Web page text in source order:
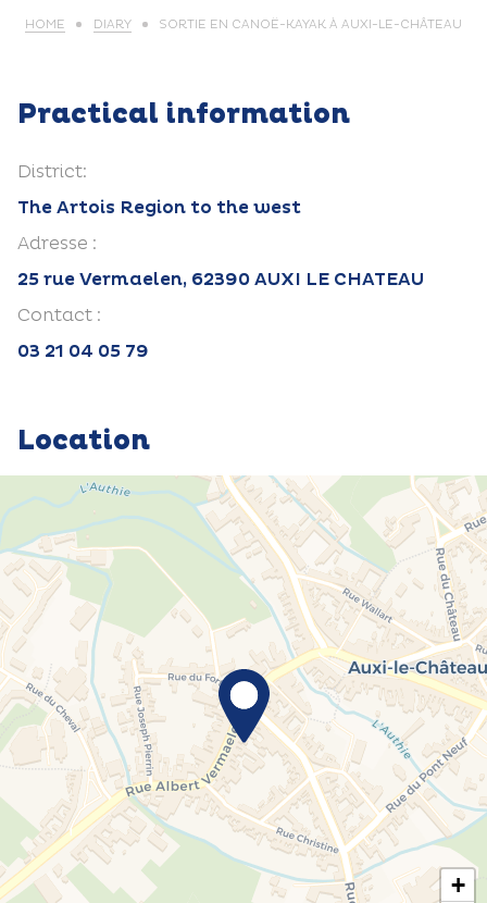
HOME DIARY SORTIE EN CANOË-KAYAK À AUXI-LE-CHÂTEAU
Practical information
District:
The Artois Region to the west
Adresse :
25 rue Vermaelen, 62390 AUXI LE CHATEAU
Contact :
03 21 04 05 79
Location
+